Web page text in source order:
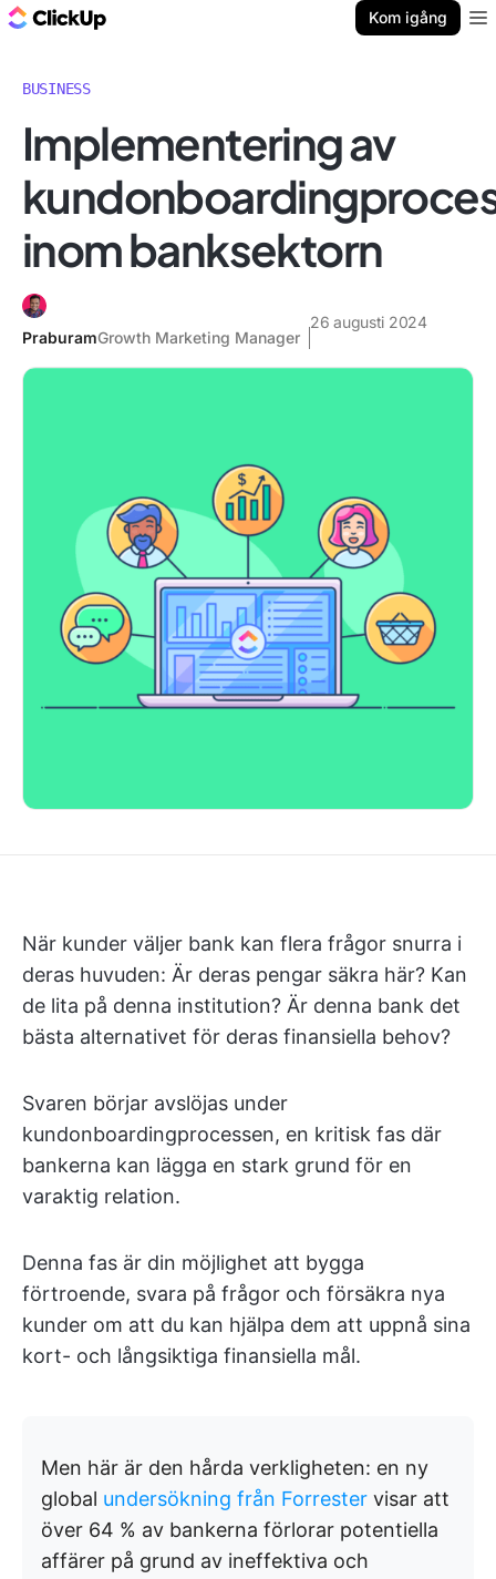
Kom igång
BUSINESS
Implementering av
inom banksektorn
PraburamGrowth Marketing Manager
26 augusti 2024
När kunder väljer bank kan flera frågor snurra i
deras huvuden: Är deras pengar säkra här? Kan
de lita på denna institution? Är denna bank det
bästa alternativet för deras finansiella behov?
Svaren börjar avslöjas under
kundonboardingprocessen, en kritisk fas där
bankerna kan lägga en stark grund för en
varaktig relation.
Denna fas är din möjlighet att bygga
förtroende, svara på frågor och försäkra nya
kunder om att du kan hjälpa dem att uppnå sina
kort- och långsiktiga finansiella mål.
Men här är den hårda verkligheten: en ny
global undersökning från Forrester visar att
över 64 % av bankerna förlorar potentiella
affärer på grund av ineffektiva och